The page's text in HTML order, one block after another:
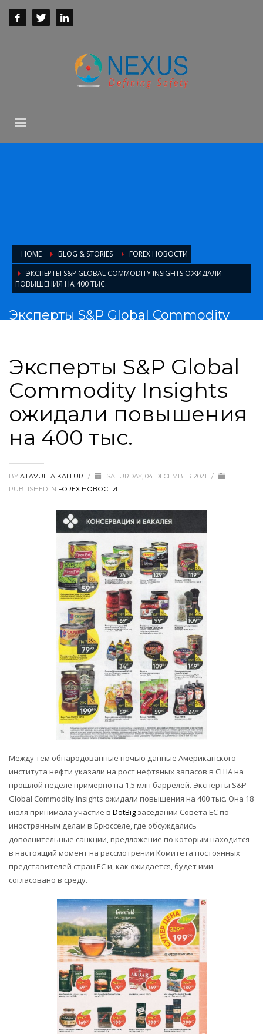
HOME BLOG & STORIES
FOREX НОВОСТИ
ЭКСПЕРТЫ S&P GLOBAL COMMODITY INSIGHTS ОЖИДАЛИ
ПОВЫШЕНИЯ НА 400 ТЫС.
Эксперты S&P Global Commodity
Эксперты S&P Global
Commodity Insights
ожидали повышения
на 400 тыс.
BY ATAVULLA KALLUR / SATURDAY, 04 DECEMBER 2021
/
PUBLISHED IN FOREX НОВОСТИ
Между тем обнародованные ночью данные Американского
института нефти указали на рост нефтяных запасов в США на
прошлой неделе примерно на 1,5 млн баррелей. Эксперты S&P
Global Commodity Insights ожидали повышения на 400 тыс. Она 18
июля принимала участие в DotBig заседании Совета ЕС по
иностранным делам в Брюсселе, где обсуждались
дополнительные санкции, предложение по которым находится
в настоящий момент на рассмотрении Комитета постоянных
представителей стран ЕС и, как ожидается, будет ими
согласовано в среду.